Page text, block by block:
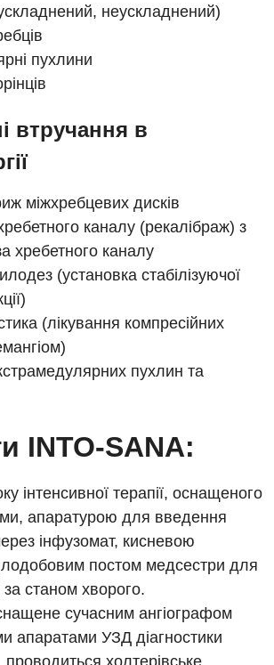
неускладнений)
пухлини
втручання в
міжхребцевих дисків
каналу (рекалібраж) з
хребетного каналу
(установка стабілізуючої
(лікування компресійних
пухлин та
INTO-SANA:
інтенсивної терапії, оснащеного
апаратурою для введення
інфузомат, кисневою
постом медсестри для
станом хворого.
сучасним ангіографом
апаратами УЗД діагностики
холтерівське